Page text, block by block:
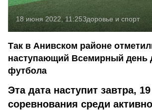
18 июня 2022, 11:25Здоровье и спорт
Так в Анивском районе
наступающий Всемирный день
футбола
Эта дата наступит завтра,
соревнования среди активно